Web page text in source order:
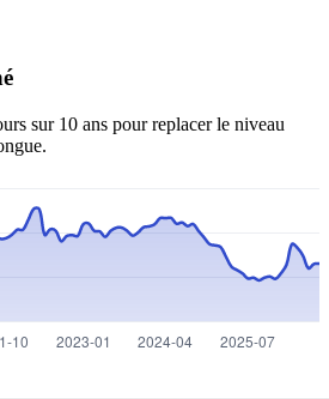
sur 10 ans pour replacer le niveau